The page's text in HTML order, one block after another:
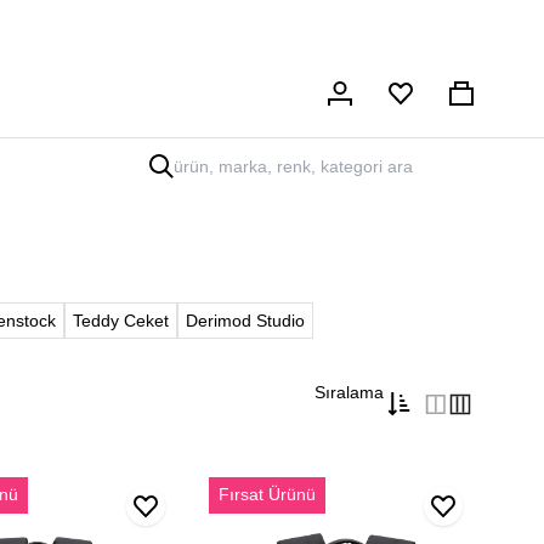
Hesabım Sepet
Teddy Ceket Derimod Studio
Sıralama
Fırsat Ürünü
D-
Pack